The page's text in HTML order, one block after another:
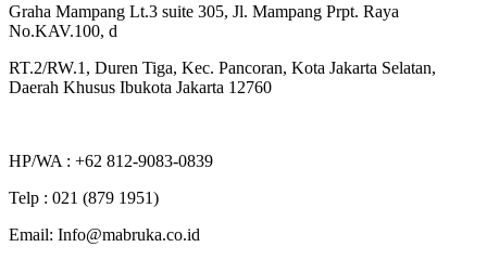
Graha Mampang Lt.3 suite 305, Jl. Mampang Prpt. Raya
No.KAV.100, d
RT.2/RW.1, Duren Tiga, Kec. Pancoran, Kota Jakarta Selatan,
Daerah Khusus Ibukota Jakarta 12760
HP/WA : +62 812-9083-0839
Telp : 021 (879 1951)
Email: Info@mabruka.co.id